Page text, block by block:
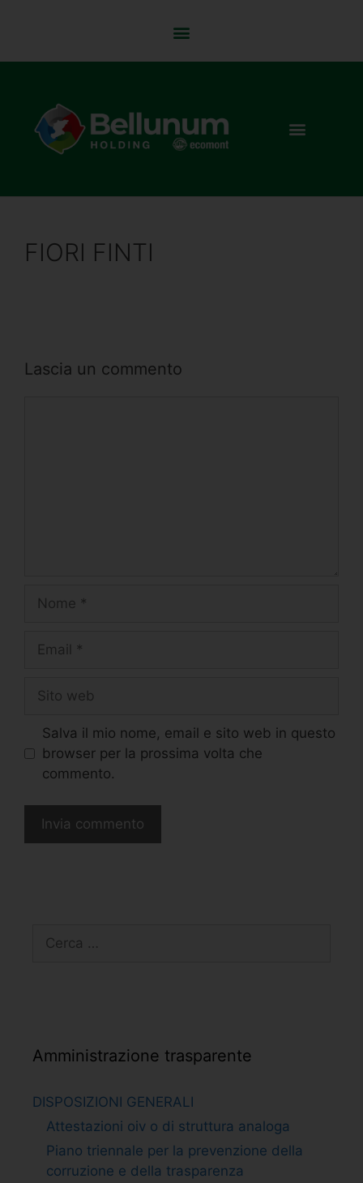
FIORI FINTI
Lascia un commento
Salva il mio nome, email e sito web in questo
browser per la prossima volta che
commento.
Amministrazione trasparente
DISPOSIZIONI GENERALI
Attestazioni oiv o di struttura analoga
Piano triennale per la prevenzione della
corruzione e della trasparenza